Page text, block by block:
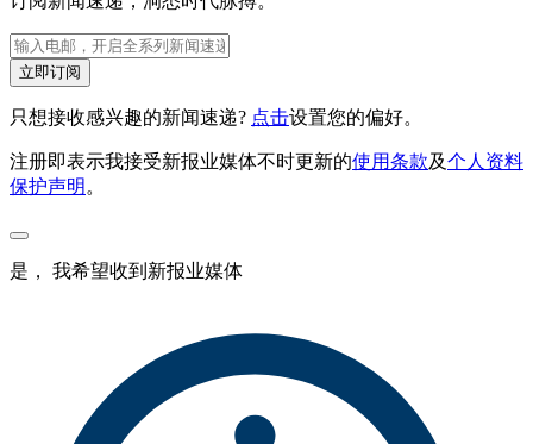
立即订阅
只想接收感兴趣的新闻速递? 点击设置您的偏好。
注册即表示我接受新报业媒体不时更新的使用条款及个人资料
保护声明 。
是， 我希望收到新报业媒体